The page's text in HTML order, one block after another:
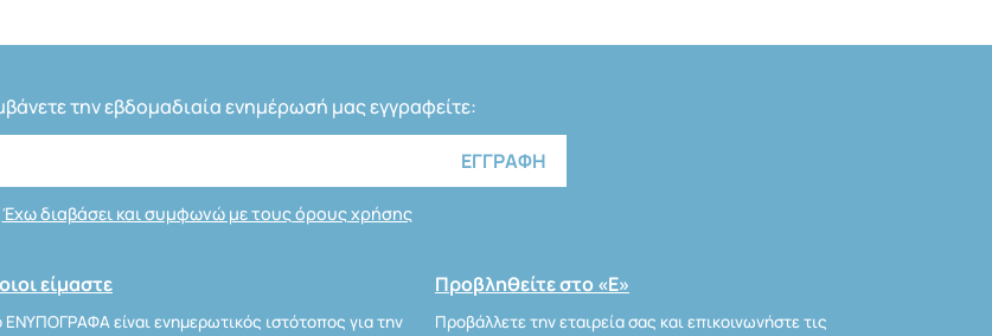
την εβδομαδιαία ενημέρωσή μας εγγραφείτε:
Έχω διαβάσει και συμφωνώ με τους όρους χρήσης
είμαστε
ΕΝΥΠΟΓΡΑΦΑ είναι ενημερωτικός ιστότοπος για την
Προβληθείτε στο «Ε»
Προβάλλετε την εταιρεία σας και επικοινωνήστε τις